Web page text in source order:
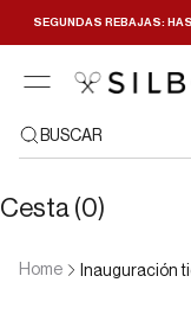
SEGUNDAS REBAJAS:
BUSCAR
Cesta (0)
Home
Inauguración